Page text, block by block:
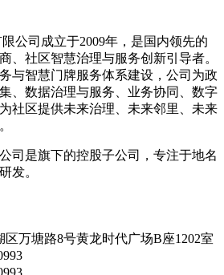
公司成立于2009年，是国内领先的
、社区智慧治理与服务创新引导者。
与智慧门牌服务体系建设，公司为政
、数据治理与服务、业务协同、数字
社区提供未来治理、未来邻里、未来
司是旗下的控股子公司，专注于地名
发。
万塘路8号黄龙时代广场B座1202室